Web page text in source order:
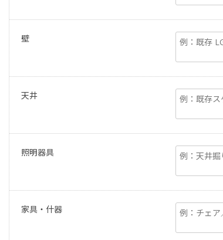
壁
天井
照明器具
家具・什器